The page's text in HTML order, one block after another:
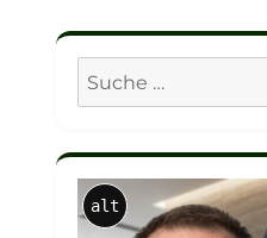
Suche
nach:
alt